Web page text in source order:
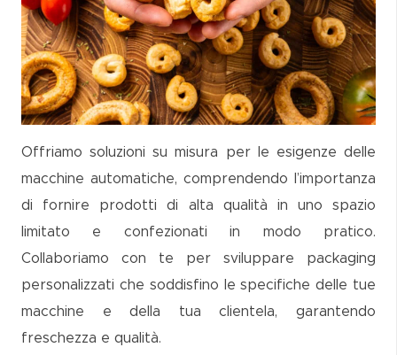
Offriamo soluzioni su misura per le esigenze delle
macchine automatiche, comprendendo l’importanza
di fornire prodotti di alta qualità in uno spazio
limitato e confezionati in modo pratico.
Collaboriamo con te per sviluppare packaging
personalizzati che soddisfino le specifiche delle tue
macchine e della tua clientela, garantendo
freschezza e qualità.